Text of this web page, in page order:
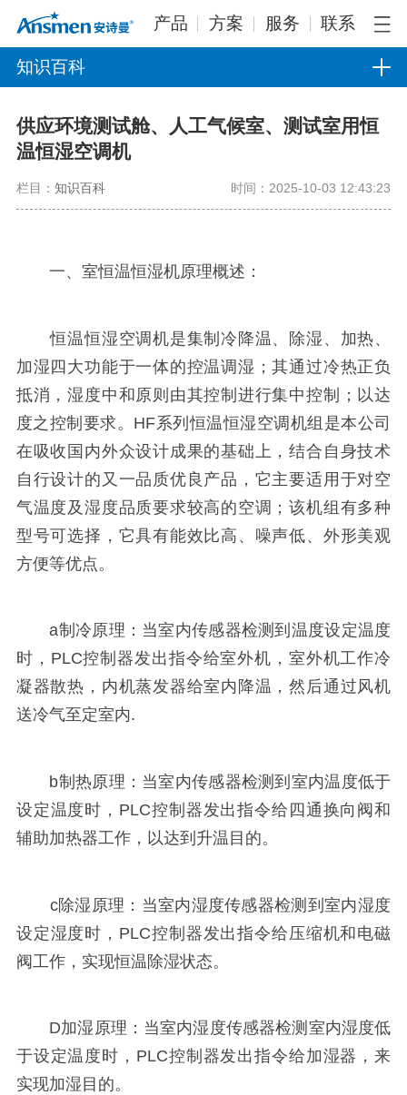
产品 方案 服务 联系
知识百科
供应环境测试舱、人工气候室、测试室用恒
温恒湿空调机
栏目： 知识百科 时间：2025-10-03 12:43:23
一、室恒温恒湿机原理概述：
恒温恒湿空调机是集制冷降温、除湿、加热、
加湿四大功能于一体的控温调湿；其通过冷热正负
抵消，湿度中和原则由其控制进行集中控制；以达
度之控制要求。HF系列恒温恒湿空调机组是本公司
在吸收国内外众设计成果的基础上，结合自身技术
自行设计的又一品质优良产品，它主要适用于对空
气温度及湿度品质要求较高的空调；该机组有多种
型号可选择，它具有能效比高、噪声低、外形美观
方便等优点。
a制冷原理：当室内传感器检测到温度设定温度
时，PLC控制器发出指令给室外机，室外机工作冷
凝器散热，内机蒸发器给室内降温，然后通过风机
送冷气至定室内.
b制热原理：当室内传感器检测到室内温度低于
设定温度时，PLC控制器发出指令给四通换向阀和
辅助加热器工作，以达到升温目的。
c除湿原理：当室内湿度传感器检测到室内湿度
设定湿度时，PLC控制器发出指令给压缩机和电磁
阀工作，实现恒温除湿状态。
D加湿原理：当室内湿度传感器检测室内湿度低
于设定温度时，PLC控制器发出指令给加湿器，来
实现加湿目的。